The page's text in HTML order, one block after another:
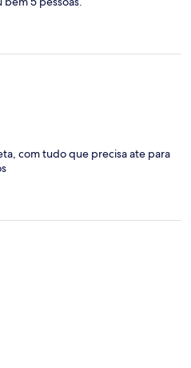
com tudo que precisa ate para